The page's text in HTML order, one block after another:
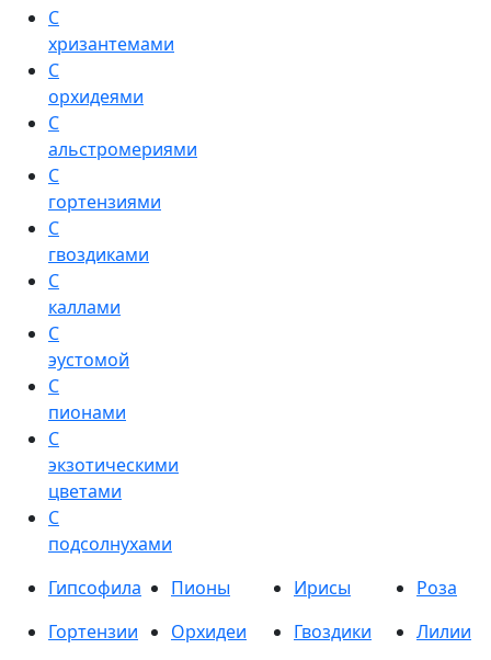
С
хризантемами
С
орхидеями
С
альстромериями
С
гортензиями
С
гвоздиками
С
каллами
С
эустомой
С
пионами
С
экзотическими
цветами
С
подсолнухами
Гипсофила
Пионы Ирисы
Роза
Гортензии
Орхидеи Гвоздики
Лилии